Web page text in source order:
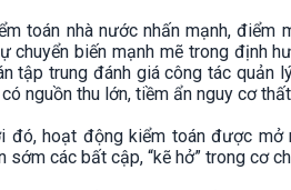
toán nhà nước nhấn mạnh,
chuyển biến mạnh mẽ trong định
tập trung đánh giá công tác quản
nguồn thu lớn, tiềm ẩn nguy cơ
đó, hoạt động kiểm toán được mở
sớm các bất cập, “kẽ hở” trong cơ